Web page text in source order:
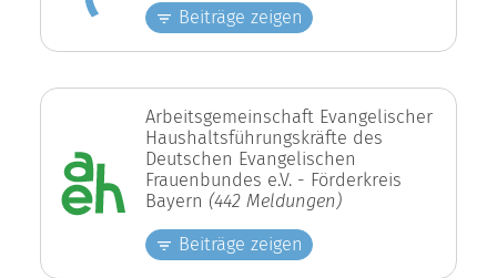
Beiträge zeigen
Arbeitsgemeinschaft Evangelischer
Haushaltsführungskräfte des
Deutschen Evangelischen
Frauenbundes e.V. - Förderkreis
Bayern (442 Meldungen)
Beiträge zeigen